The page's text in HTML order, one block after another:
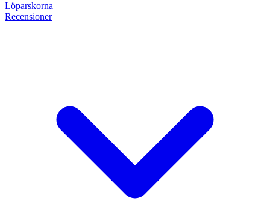
Löparskorna
Recensioner